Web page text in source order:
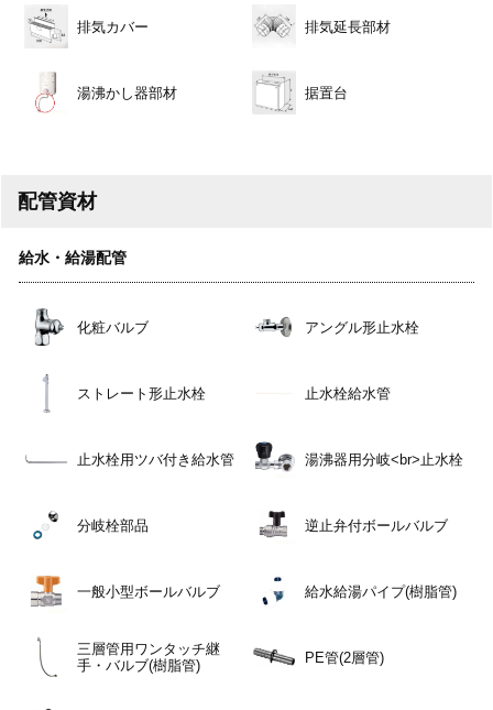
排気カバー 排気延長部材
湯沸かし器部材 据置台
配管資材
給水・給湯配管
化粧バルブ アングル形止水栓
ストレート形止水栓 止水栓給水管
止水栓用ツバ付き給水管 湯沸器用分岐<br>止水栓
分岐栓部品 逆止弁付ボールバルブ
一般小型ボールバルブ 給水給湯パイプ(樹脂管)
三層管用ワンタッチ継
手・バルブ(樹脂管)
PE管(2層管)